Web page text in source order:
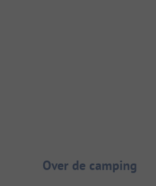
Camping
Over de camping